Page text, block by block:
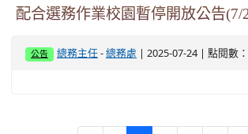
配合選務作業校園暫停開放公告(7/
公告 總務主任 -總務處 | 2025-07-24 | 點閱數